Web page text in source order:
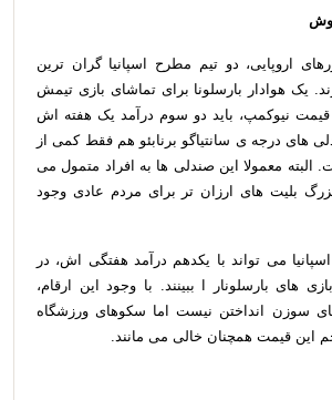
اروپایی، دو تیم مطرح اسپانیا گران ترین
یک هوادار بارسلونا برای تماشای بازی تیمش
نیوکمپ، باید دو سوم درآمد یک هفته اش
های درجه ی سانتیاگو برنابئو هم فقط کمی از
البته معمولا این صندلی ها به افراد متمول می
بلیت های ارزان تر برای مردم عادی وجود
می تواند با یکدهم درآمد هفتگی اش، در
های بارسلونار ا ببینند. با وجود این ارقام،
سوزن انداختن نیست اما سکوهای ورزشگاه
این قیمت همچنان خالی می مانند.